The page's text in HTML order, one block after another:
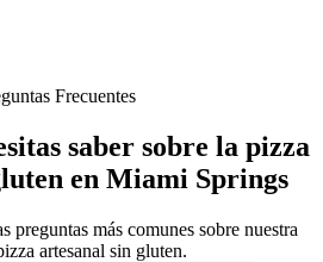
Frecuentes
saber sobre la pizza
en Miami Springs
preguntas más comunes sobre nuestra
artesanal sin gluten.